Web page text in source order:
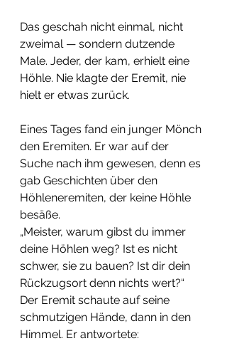
Das geschah nicht einmal, nicht
zweimal — sondern dutzende
Male. Jeder, der kam, erhielt eine
Höhle. Nie klagte der Eremit, nie
hielt er etwas zurück.
Eines Tages fand ein junger Mönch
den Eremiten. Er war auf der
Suche nach ihm gewesen, denn es
gab Geschichten über den
Höhleneremiten, der keine Höhle
besäße.
„Meister, warum gibst du immer
deine Höhlen weg? Ist es nicht
schwer, sie zu bauen? Ist dir dein
Rückzugsort denn nichts wert?“
Der Eremit schaute auf seine
schmutzigen Hände, dann in den
Himmel. Er antwortete: